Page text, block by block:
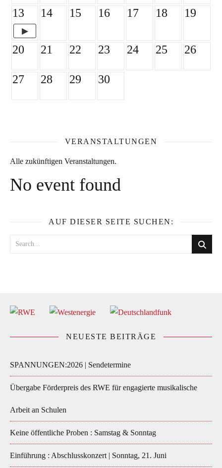
13 14 15 16 17 18 19
20 21 22 23 24 25 26
27 28 29 30
VERANSTALTUNGEN
Alle zukünftigen Veranstaltungen.
No event found
AUF DIESER SEITE SUCHEN:
NEUESTE BEITRÄGE
SPANNUNGEN:2026 | Sendetermine
Übergabe Förderpreis des RWE für engagierte musikalische
Arbeit an Schulen
Keine öffentliche Proben : Samstag & Sonntag
Einführung : Abschlusskonzert | Sonntag, 21. Juni